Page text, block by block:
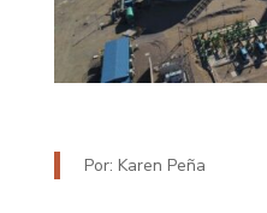
Por: Karen Peña